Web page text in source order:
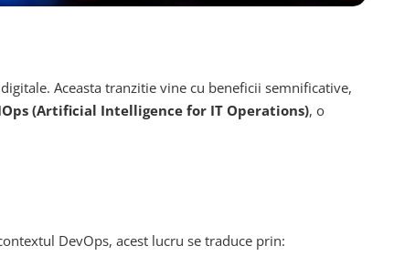
Aceasta tranzitie vine cu beneficii semnificative,
(Artificial Intelligence for IT Operations), o
DevOps, acest lucru se traduce prin: